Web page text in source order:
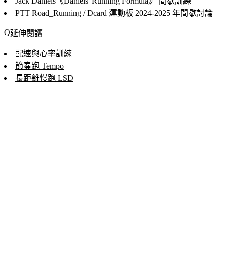
PTT Road_Running / Dcard 運動板 2024-2025 年間歇討論
延伸閱讀
配速與心率訓練
節奏跑 Tempo
長距離慢跑 LSD